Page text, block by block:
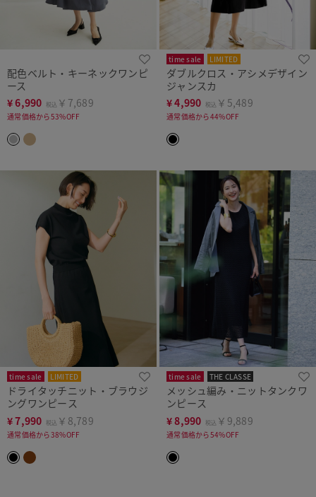
配色ベルト・キーネックワンピ
ース
¥6,990 税込 ￥7,689
通常価格から53%OFF
time sale LIMITED
ダブルクロス・アシメデザイン
ジャンスカ
¥4,990 税込 ￥5,489
通常価格から44%OFF
time sale LIMITED
ドライタッチニット・ブラウジ
ングワンピース
¥7,990 税込 ￥8,789
通常価格から38%OFF
time sale THE CLASSE
メッシュ編み・ニットタンクワ
ンピース
¥8,990 税込 ￥9,889
通常価格から54%OFF